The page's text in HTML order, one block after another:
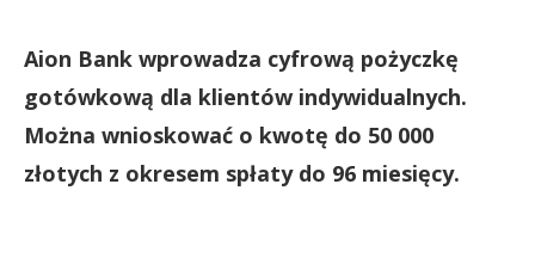
Aion Bank wprowadza cyfrową pożyczkę
gotówkową dla klientów indywidualnych.
Można wnioskować o kwotę do 50 000
złotych z okresem spłaty do 96 miesięcy.